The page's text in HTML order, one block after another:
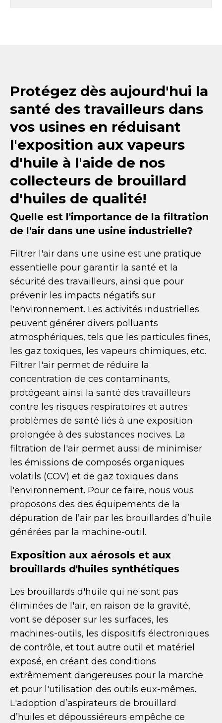
Protégez dès aujourd'hui la
santé des travailleurs dans
vos usines en réduisant
l'exposition aux vapeurs
d'huile à l'aide de nos
collecteurs de brouillard
d'huiles de qualité!
Quelle est l'importance de la filtration
de l'air dans une usine industrielle?
Filtrer l'air dans une usine est une pratique
essentielle pour garantir la santé et la
sécurité des travailleurs, ainsi que pour
prévenir les impacts négatifs sur
l'environnement. Les activités industrielles
peuvent générer divers polluants
atmosphériques, tels que les particules fines,
les gaz toxiques, les vapeurs chimiques, etc.
Filtrer l'air permet de réduire la
concentration de ces contaminants,
protégeant ainsi la santé des travailleurs
contre les risques respiratoires et autres
problèmes de santé liés à une exposition
prolongée à des substances nocives. La
filtration de l'air permet aussi de minimiser
les émissions de composés organiques
volatils (COV) et de gaz toxiques dans
l'environnement. Pour ce faire, nous vous
proposons des des équipements de la
dépuration de l’air par les brouillardes d’huile
générées par la machine-outil.
Exposition aux aérosols et aux
brouillards d'huiles synthétiques
Les brouillards d'huile qui ne sont pas
éliminées de l'air, en raison de la gravité,
vont se déposer sur les surfaces, les
machines-outils, les dispositifs électroniques
de contrôle, et tout autre outil et matériel
exposé, en créant des conditions
extrêmement dangereuses pour la marche
et pour l'utilisation des outils eux-mêmes.
L'adoption d’aspirateurs de brouillard
d’huiles et dépoussiéreurs empêche ce